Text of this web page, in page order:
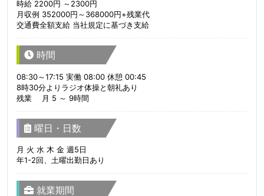
時給 2200円 ～2300円
月収例 352000円～368000円+残業代
交通費全額支給 当社規定に基づき支給
時間
08:30～17:15 実働 08:00 休憩 00:45
8時30分よりラジオ体操と朝礼あり
残業 月 5 ～ 9時間
曜日・日数
月 火 水 木 金 週5日
年1-2回、土曜出勤日あり
就業期間